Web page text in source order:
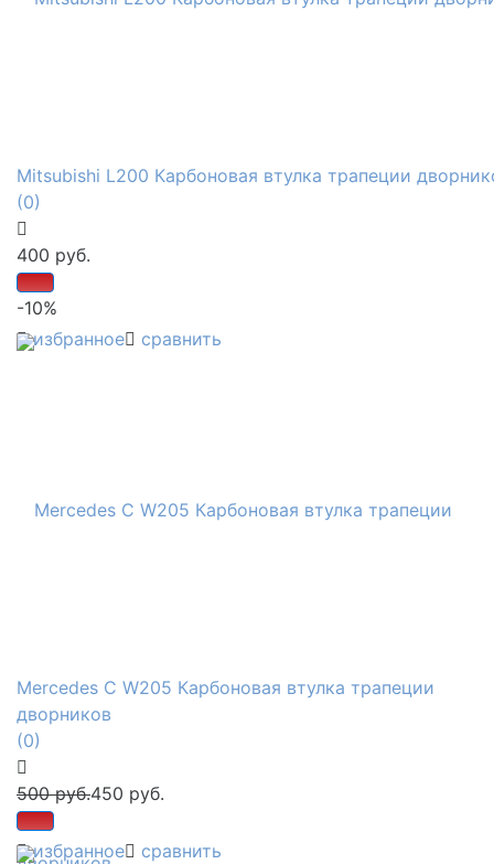
избранное сравнить
Mitsubishi L200 Карбоновая втулка трапеции
(0)
400 руб.
-10%
избранное сравнить
Mercedes C W205 Карбоновая втулка трапеции
дворников
(0)
500 руб.450 руб.